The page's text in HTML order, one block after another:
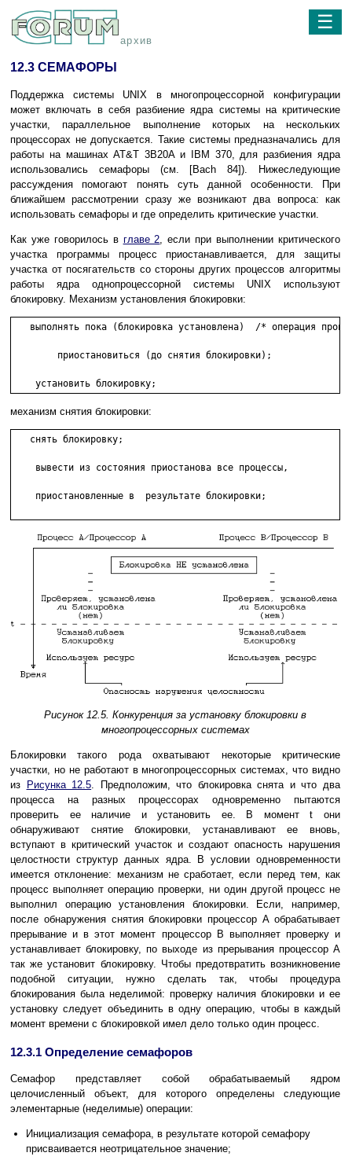
архив
☰
12.3 СЕМАФОРЫ
Поддержка системы UNIX в многопроцессорной конфигурации
может включать в себя разбиение ядра системы на критические
участки, параллельное выполнение которых на нескольких
процессорах не допускается. Такие системы предназначались для
работы на машинах AT&T 3B20A и IBM 370, для разбиения ядра
использовались семафоры (см. [Bach 84]). Нижеследующие
рассуждения помогают понять суть данной особенности. При
ближайшем рассмотрении сразу же возникают два вопроса: как
использовать семафоры и где определить критические участки.
Как уже говорилось в главе 2, если при выполнении критического
участка программы процесс приостанавливается, для защиты
участка от посягательств со стороны других процессов алгоритмы
работы ядра однопроцессорной системы UNIX используют
блокировку. Механизм установления блокировки:
выполнять пока (блокировка установлена)  /* операция
        приостановиться (до снятия блокировки);
    установить блокировку;
механизм снятия блокировки:
   снять блокировку;
    вывести из состояния приостанова все процессы,
    приостановленные в  результате блокировки;
Рисунок 12.5. Конкуренция за установку блокировки в
многопроцессорных системах
Блокировки такого рода охватывают некоторые критические
участки, но не работают в многопроцессорных системах, что видно
из
Рисунка 12.5. Предположим, что блокировка снята и что два
процесса на разных процессорах одновременно пытаются
проверить ее наличие и установить ее. В момент t они
обнаруживают снятие блокировки, устанавливают ее вновь,
вступают в критический участок и создают опасность нарушения
целостности структур данных ядра. В условии одновременности
имеется отклонение: механизм не сработает, если перед тем, как
процесс выполняет операцию проверки, ни один другой процесс не
выполнил операцию установления блокировки. Если, например,
после обнаружения снятия блокировки процессор A обрабатывает
прерывание и в этот момент процессор B выполняет проверку и
устанавливает блокировку, по выходе из прерывания процессор A
так же установит блокировку. Чтобы предотвратить возникновение
подобной ситуации, нужно сделать так, чтобы процедура
блокирования была неделимой: проверку наличия блокировки и ее
установку следует объединить в одну операцию, чтобы в каждый
момент времени с блокировкой имел дело только один процесс.
12.3.1 Определение семафоров
Семафор представляет собой обрабатываемый ядром
целочисленный объект, для которого определены следующие
элементарные (неделимые) операции:
Инициализация семафора, в результате которой семафору
присваивается неотрицательное значение;